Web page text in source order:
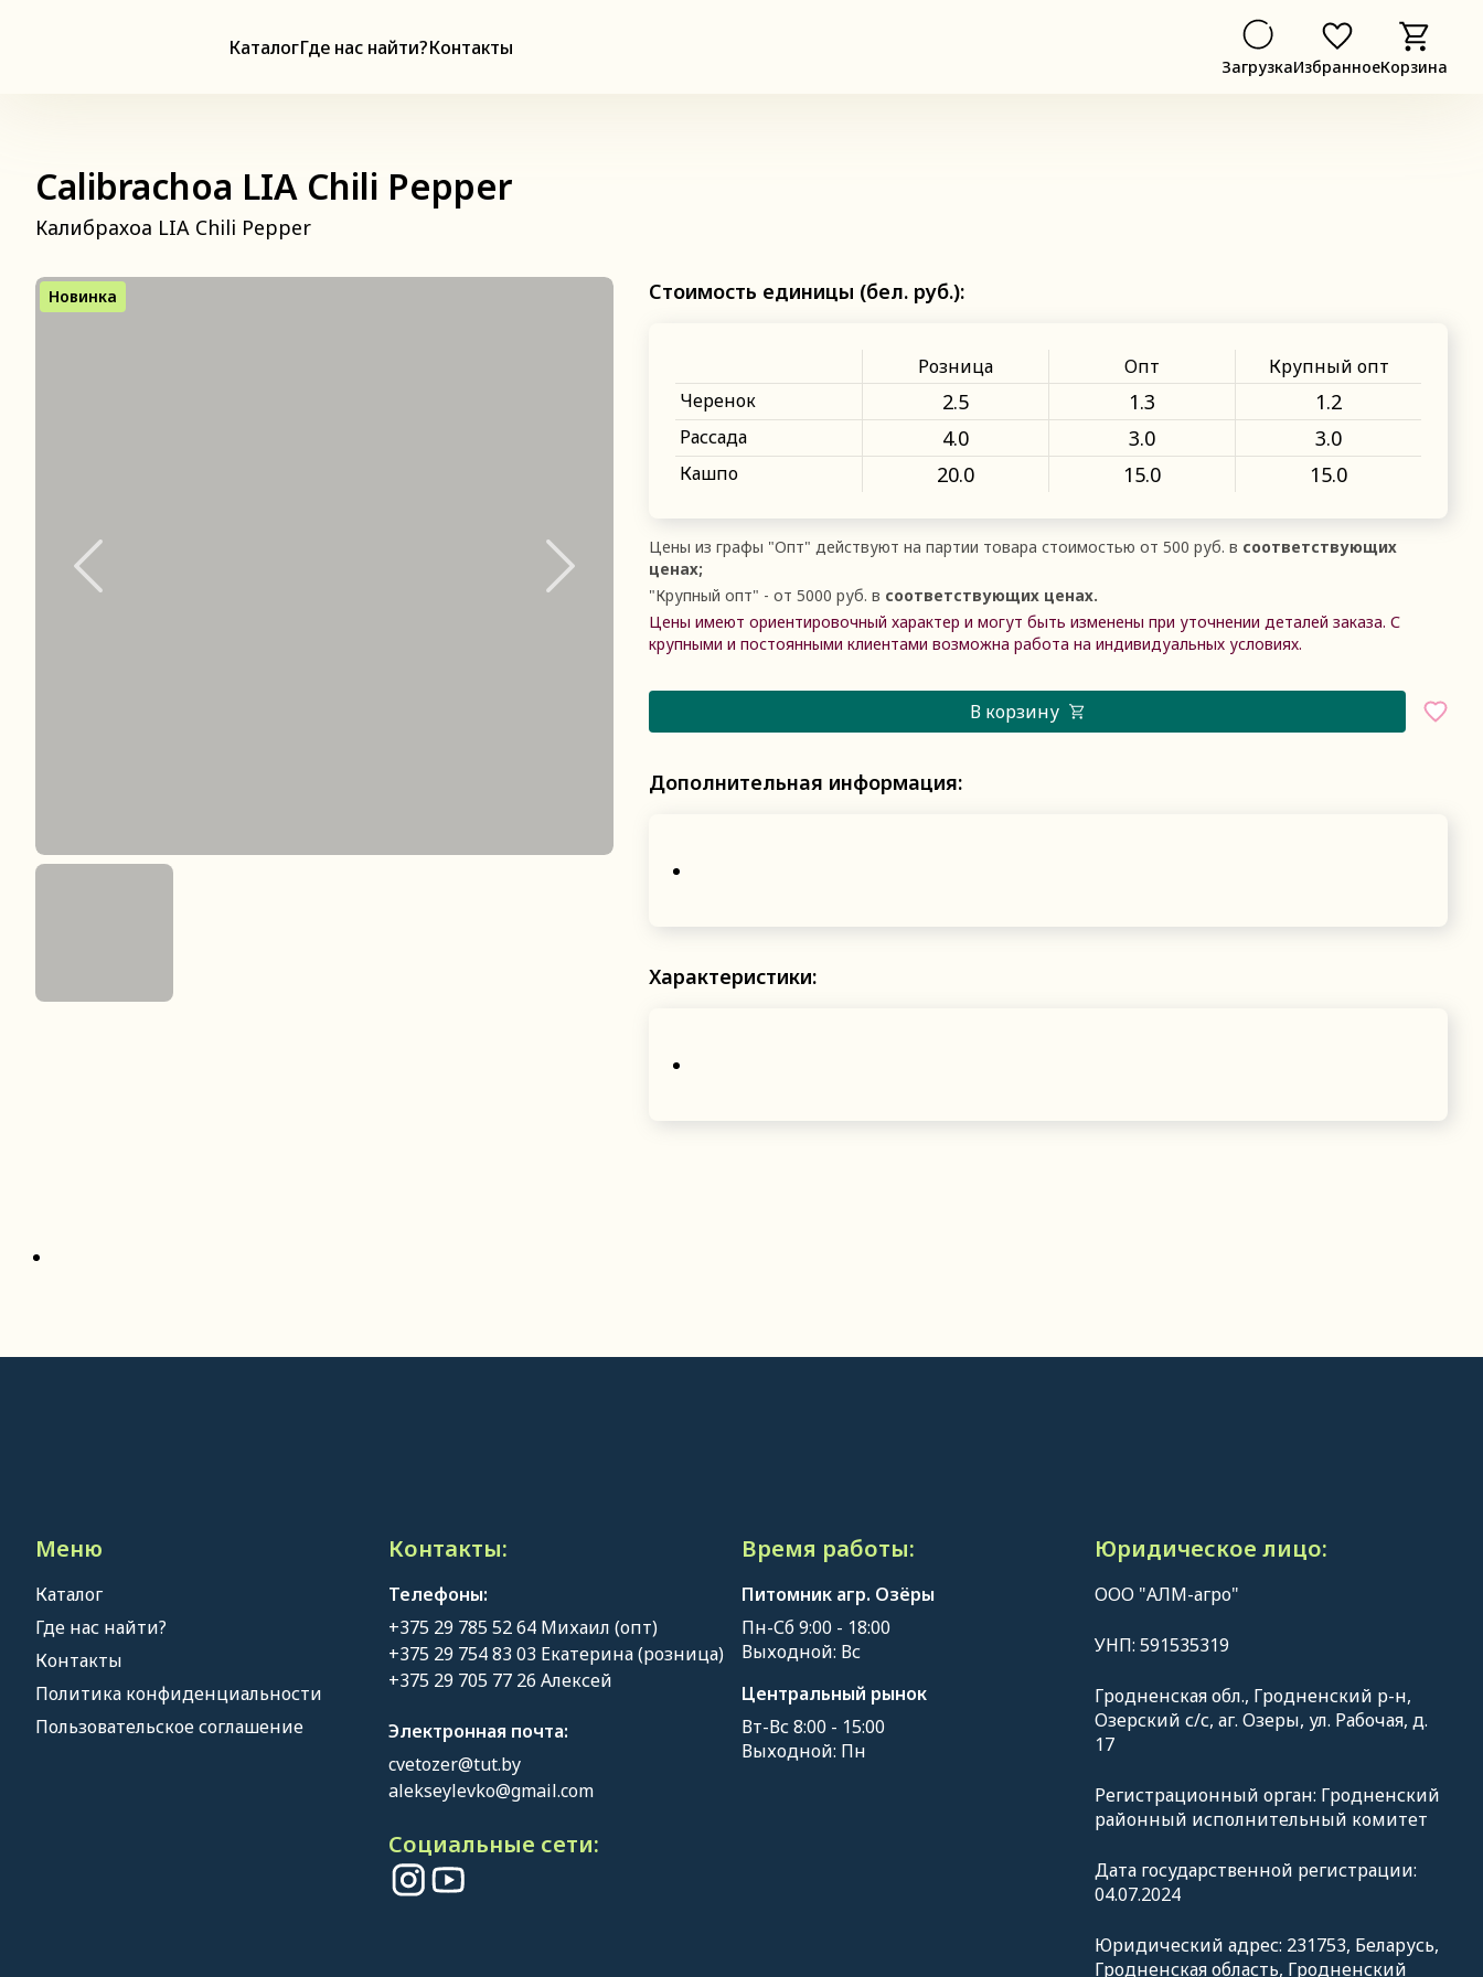
КаталогГде нас найти?Контакты
ЗагрузкаИзбранноеКорзина
Calibrachoa LIA Chili Pepper
Калибрахоа LIA Chili Pepper
Новинка Стоимость единицы (бел. руб.):
Розница Опт
Крупный опт
Черенок
2.5 1.3 1.2
Рассада 4.0 3.0 3.0
Кашпо 20.0 15.0 15.0
Цены из графы "Опт" действуют на партии товара стоимостью от 500 руб. в соответствующих
ценах;
"Крупный опт" - от 5000 руб. в соответствующих ценах.
Цены имеют ориентировочный характер и могут быть изменены при уточнении деталей заказа. С
крупными и постоянными клиентами возможна работа на индивидуальных условиях.
В корзину
Дополнительная информация:
Характеристики:
Меню
Каталог
Где нас найти?
Контакты
Политика конфиденциальности
Пользовательское соглашение
Контакты:
Телефоны:
+375 29 785 52 64 Михаил (опт)
+375 29 754 83 03 Екатерина (розница)
+375 29 705 77 26 Алексей
Электронная почта:
cvetozer@tut.by
alekseylevko@gmail.com
Социальные сети:
Время работы:
Питомник агр. Озёры
Пн-Сб 9:00 - 18:00
Выходной: Вс
Центральный рынок
Вт-Вс 8:00 - 15:00
Выходной: Пн
Юридическое лицо:
ООО "АЛМ-агро"
УНП: 591535319
Гродненская обл., Гродненский р-н,
Озерский с/с, аг. Озеры, ул. Рабочая, д.
17
Регистрационный орган: Гродненский
районный исполнительный комитет
Дата государственной регистрации:
04.07.2024
Юридический адрес: 231753, Беларусь,
Гродненская область, Гродненский